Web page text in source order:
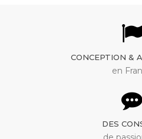
CONCEPTION &
en
DES